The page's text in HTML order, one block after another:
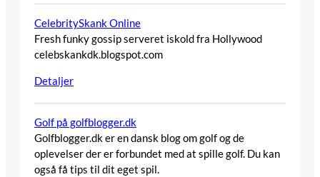
CelebritySkank Online
Fresh funky gossip serveret iskold fra Hollywood
celebskankdk.blogspot.com
Detaljer
Golf på golfblogger.dk
Golfblogger.dk er en dansk blog om golf og de
oplevelser der er forbundet med at spille golf. Du kan
også få tips til dit eget spil.